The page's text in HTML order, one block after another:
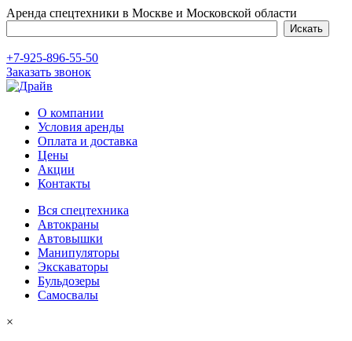
Аренда спецтехники в Москве и Московской области
+7-925-896-55-50
Заказать звонок
О компании
Условия аренды
Оплата и доставка
Цены
Акции
Контакты
Вся спецтехника
Автокраны
Автовышки
Манипуляторы
Экскаваторы
Бульдозеры
Самосвалы
×